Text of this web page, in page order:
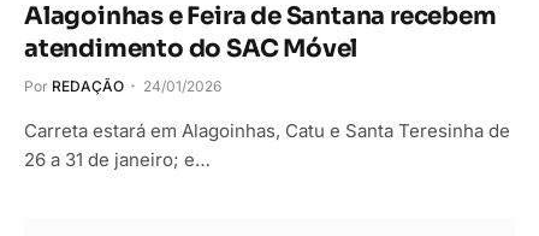
Alagoinhas e Feira de Santana recebem
atendimento do SAC Móvel
Por REDAÇÃO 24/01/2026
Carreta estará em Alagoinhas, Catu e Santa Teresinha de
26 a 31 de janeiro; e…